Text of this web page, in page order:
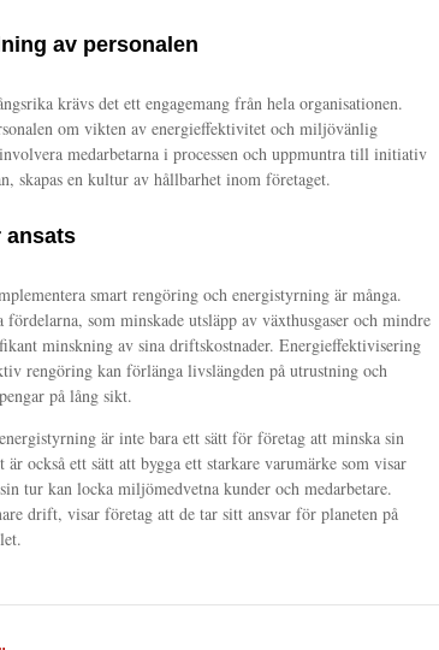
av personalen
krävs det ett engagemang från hela organisationen.
om vikten av energieffektivitet och miljövänlig
medarbetarna i processen och uppmuntra till initiativ
skapas en kultur av hållbarhet inom företaget.
ansats
smart rengöring och energistyrning är många.
som minskade utsläpp av växthusgaser och mindre
minskning av sina driftskostnader. Energieffektivisering
rengöring kan förlänga livslängden på utrustning och
på lång sikt.
är inte bara ett sätt för företag att minska sin
också ett sätt att bygga ett starkare varumärke som visar
tur kan locka miljömedvetna kunder och medarbetare.
drift, visar företag att de tar sitt ansvar för planeten på